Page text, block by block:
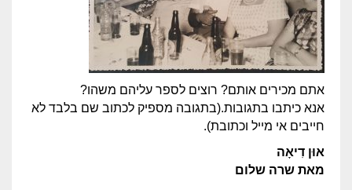
אתם מכירים אותם? רוצים לספר עליהם משהו?
אנא כיתבו בתגובות.(בתגובה מספיק לכתוב שם בלבד לא
חייבים אי מייל וכתובת).
אוּן דִיאָה
מאת שרה שלום